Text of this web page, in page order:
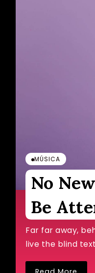
MÚSICA
No
Be
Far far away,
live the blind